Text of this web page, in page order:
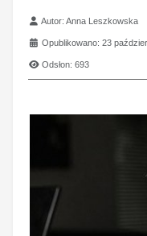
Szczegóły
Autor:Anna Leszkowska
Opublikowano: 23
Odsłon: 693